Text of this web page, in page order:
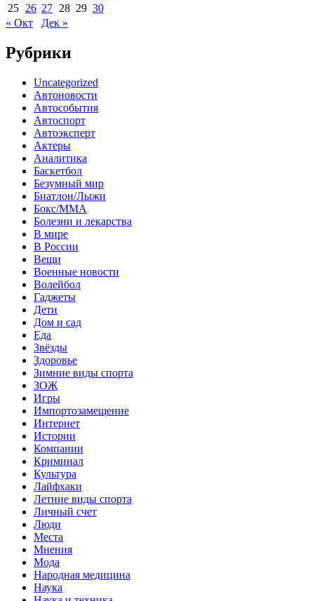
25 26 27 28 29 30
« Окт
Дек »
Рубрики
Uncategorized
Автоновости
Автособытия
Автоспорт
Автоэксперт
Актеры
Аналитика
Баскетбол
Безумный мир
Биатлон/Лыжи
Бокс/MMA
Болезни и лекарства
В мире
В России
Вещи
Военные новости
Волейбол
Гаджеты
Дети
Дом и сад
Еда
Звёзды
Здоровье
Зимние виды спорта
ЗОЖ
Игры
Импортозамещение
Интернет
Истории
Компании
Криминал
Культура
Лайфхаки
Летние виды спорта
Личный счет
Люди
Места
Мнения
Мода
Народная медицина
Наука